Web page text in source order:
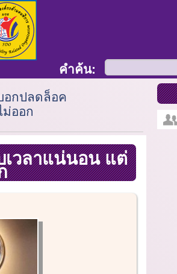
คำค้น:
อกปลดล็อค
ม่ออก
เวลาแน่นอน แต่